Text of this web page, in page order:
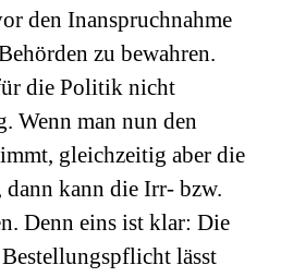
den Inanspruchnahme
zu bewahren.
die Politik nicht
Wenn man nun den
gleichzeitig aber die
kann die Irr- bzw.
Denn eins ist klar: Die
lässt